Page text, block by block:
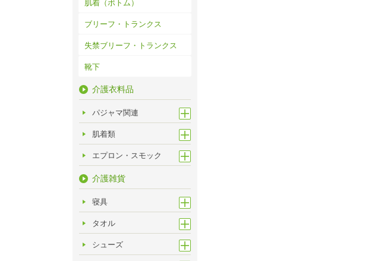
肌着（ボトム）
ブリーフ・トランクス
失禁ブリーフ・トランクス
靴下
介護衣料品
パジャマ関連
肌着類
エプロン・スモック
介護雑貨
寝具
タオル
シューズ